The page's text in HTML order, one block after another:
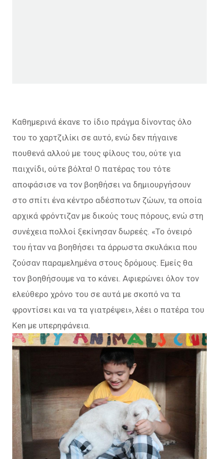
Καθημερινά έκανε το ίδιο πράγμα δίνοντας όλο
του το χαρτζιλίκι σε αυτό, ενώ δεν πήγαινε
πουθενά αλλού με τους φίλους του, ούτε για
παιχνίδι, ούτε βόλτα! Ο πατέρας του τότε
αποφάσισε να τον βοηθήσει να δημιουργήσουν
στο σπίτι ένα κέντρο αδέσποτων ζώων, τα οποία
αρχικά φρόντιζαν με δικούς τους πόρους, ενώ στη
συνέχεια πολλοί ξεκίνησαν δωρεές. «Το όνειρό
του ήταν να βοηθήσει τα άρρωστα σκυλάκια που
ζούσαν παραμελημένα στους δρόμους. Εμείς θα
τον βοηθήσουμε να το κάνει. Αφιερώνει όλον τον
ελεύθερο χρόνο του σε αυτά με σκοπό να τα
φροντίσει και να τα γιατρέψει», λέει ο πατέρα του
Ken με υπερηφάνεια.